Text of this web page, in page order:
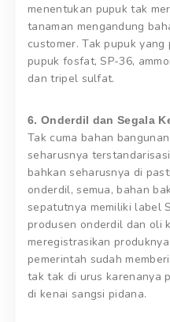
menentukan pupuk tak
tanaman mengandung
customer. Tak pupuk
pupuk fosfat, SP-36,
dan tripel sulfat.
6. Onderdil dan Segala
Tak cuma bahan
seharusnya
bahkan seharusnya di
onderdil, semua, bahan
sepatutnya memiliki label
produsen onderdil dan oli
meregistrasikan
pemerintah sudah
tak tak di urus karenanya
di kenai sangsi pidana.